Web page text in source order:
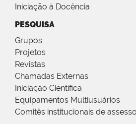
Iniciação à Docência
PESQUISA
Grupos
Projetos
Revistas
Chamadas Externas
Iniciação Científica
Equipamentos Multiusuários
Comitês institucionais de